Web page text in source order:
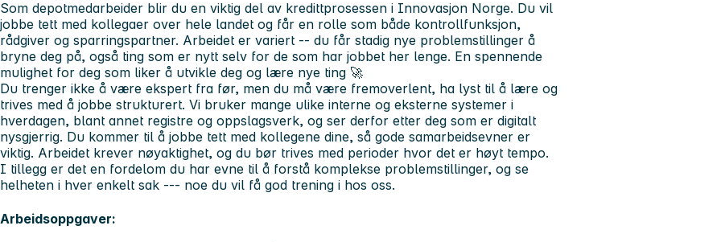
Som depotmedarbeider blir du en viktig del av kredittprosessen i Innovasjon Norge. Du vil
jobbe tett med kollegaer over hele landet og får en rolle som både kontrollfunksjon,
rådgiver og sparringspartner. Arbeidet er variert -- du får stadig nye problemstillinger å
bryne deg på, også ting som er nytt selv for de som har jobbet her lenge. En spennende
mulighet for deg som liker å utvikle deg og lære nye ting 🚀
Du trenger ikke å være ekspert fra før, men du må være fremoverlent, ha lyst til å lære og
trives med å jobbe strukturert. Vi bruker mange ulike interne og eksterne systemer i
hverdagen, blant annet registre og oppslagsverk, og ser derfor etter deg som er digitalt
nysgjerrig. Du kommer til å jobbe tett med kollegene dine, så gode samarbeidsevner er
viktig. Arbeidet krever nøyaktighet, og du bør trives med perioder hvor det er høyt tempo.
I tillegg er det en fordelom du har evne til å forstå komplekse problemstillinger, og se
helheten i hver enkelt sak --- noe du vil få god trening i hos oss.
Arbeidsoppgaver: